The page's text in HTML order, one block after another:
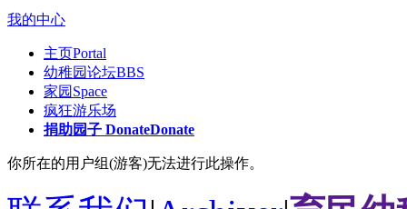
我的中心
主页Portal
幼稚园论坛BBS
家园 Space
疯狂游乐场
捐助园子 DonateDonate
你所在的用户组(游客)无法进行此操作。